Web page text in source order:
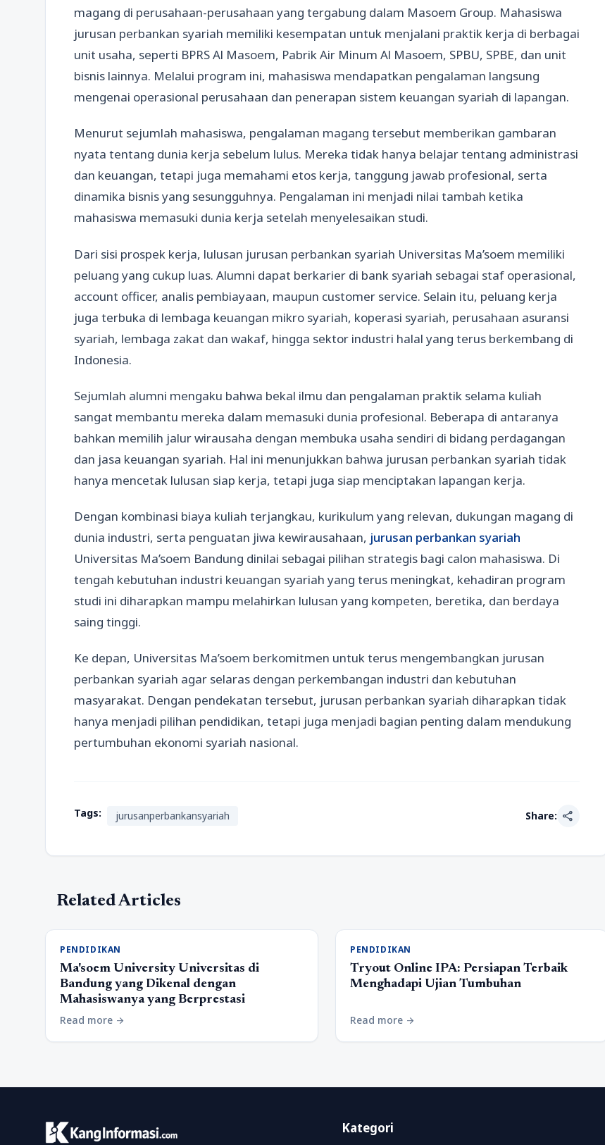
magang di perusahaan-perusahaan yang tergabung dalam Masoem Group. Mahasiswa
jurusan perbankan syariah memiliki kesempatan untuk menjalani praktik kerja di berbagai
unit usaha, seperti BPRS Al Masoem, Pabrik Air Minum Al Masoem, SPBU, SPBE, dan unit
bisnis lainnya. Melalui program ini, mahasiswa mendapatkan pengalaman langsung
mengenai operasional perusahaan dan penerapan sistem keuangan syariah di lapangan.
Menurut sejumlah mahasiswa, pengalaman magang tersebut memberikan gambaran
nyata tentang dunia kerja sebelum lulus. Mereka tidak hanya belajar tentang administrasi
dan keuangan, tetapi juga memahami etos kerja, tanggung jawab profesional, serta
dinamika bisnis yang sesungguhnya. Pengalaman ini menjadi nilai tambah ketika
mahasiswa memasuki dunia kerja setelah menyelesaikan studi.
Dari sisi prospek kerja, lulusan jurusan perbankan syariah Universitas Ma’soem memiliki
peluang yang cukup luas. Alumni dapat berkarier di bank syariah sebagai staf operasional,
account officer, analis pembiayaan, maupun customer service. Selain itu, peluang kerja
juga terbuka di lembaga keuangan mikro syariah, koperasi syariah, perusahaan asuransi
syariah, lembaga zakat dan wakaf, hingga sektor industri halal yang terus berkembang di
Indonesia.
Sejumlah alumni mengaku bahwa bekal ilmu dan pengalaman praktik selama kuliah
sangat membantu mereka dalam memasuki dunia profesional. Beberapa di antaranya
bahkan memilih jalur wirausaha dengan membuka usaha sendiri di bidang perdagangan
dan jasa keuangan syariah. Hal ini menunjukkan bahwa jurusan perbankan syariah tidak
hanya mencetak lulusan siap kerja, tetapi juga siap menciptakan lapangan kerja.
Dengan kombinasi biaya kuliah terjangkau, kurikulum yang relevan, dukungan magang di
dunia industri, serta penguatan jiwa kewirausahaan, jurusan perbankan syariah
Universitas Ma’soem Bandung dinilai sebagai pilihan strategis bagi calon mahasiswa. Di
tengah kebutuhan industri keuangan syariah yang terus meningkat, kehadiran program
studi ini diharapkan mampu melahirkan lulusan yang kompeten, beretika, dan berdaya
saing tinggi.
Ke depan, Universitas Ma’soem berkomitmen untuk terus mengembangkan jurusan
perbankan syariah agar selaras dengan perkembangan industri dan kebutuhan
masyarakat. Dengan pendekatan tersebut, jurusan perbankan syariah diharapkan tidak
hanya menjadi pilihan pendidikan, tetapi juga menjadi bagian penting dalam mendukung
pertumbuhan ekonomi syariah nasional.
Tags: jurusanperbankansyariah Share: share
Related Articles
PENDIDIKAN
Ma'soem University Universitas di
Bandung yang Dikenal dengan
Mahasiswanya yang Berprestasi
Read more arrow_forward
PENDIDIKAN
Tryout Online IPA: Persiapan Terbaik
Menghadapi Ujian Tumbuhan
Read more arrow_forward
Kategori